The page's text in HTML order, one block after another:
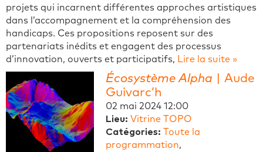
projets qui incarnent différentes approches artistiques
dans l’accompagnement et la compréhension des
handicaps. Ces propositions reposent sur des
partenariats inédits et engagent des processus
d’innovation, ouverts et participatifs, Lire la suite »
Écosystème Alpha | Aude
Guivarc’h
02 mai 2024 12:00
Lieu: Vitrine TOPO
Catégories: Toute la
programmation,